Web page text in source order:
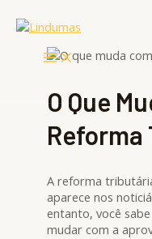
para
conteúdo
Menu
O Que
A reforma
aparece nos
entanto, você
mudar com a